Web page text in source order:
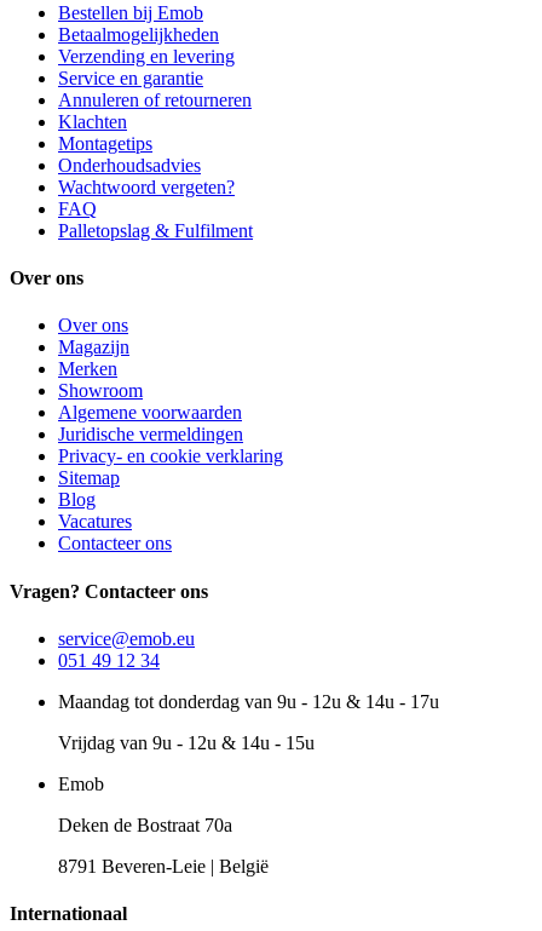
Bestellen bij Emob
Betaalmogelijkheden
Verzending en levering
Service en garantie
Annuleren of retourneren
Klachten
Montagetips
Onderhoudsadvies
Wachtwoord vergeten?
FAQ
Palletopslag & Fulfilment
Over ons
Over ons
Magazijn
Merken
Showroom
Algemene voorwaarden
Juridische vermeldingen
Privacy- en cookie verklaring
Sitemap
Blog
Vacatures
Contacteer ons
Vragen? Contacteer ons
service@emob.eu
051 49 12 34
Maandag tot donderdag van 9u - 12u & 14u - 17u
Vrijdag van 9u - 12u & 14u - 15u
Emob
Deken de Bostraat 70a
8791 Beveren-Leie | België
Internationaal